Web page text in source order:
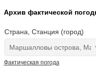
Архив фактической
Страна, Станция (город)
Фактическая погода